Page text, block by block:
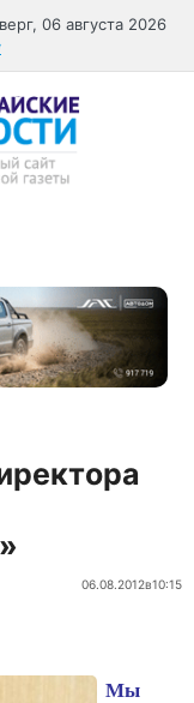
06 августа 2026
06.08.2012в10:15
Мы